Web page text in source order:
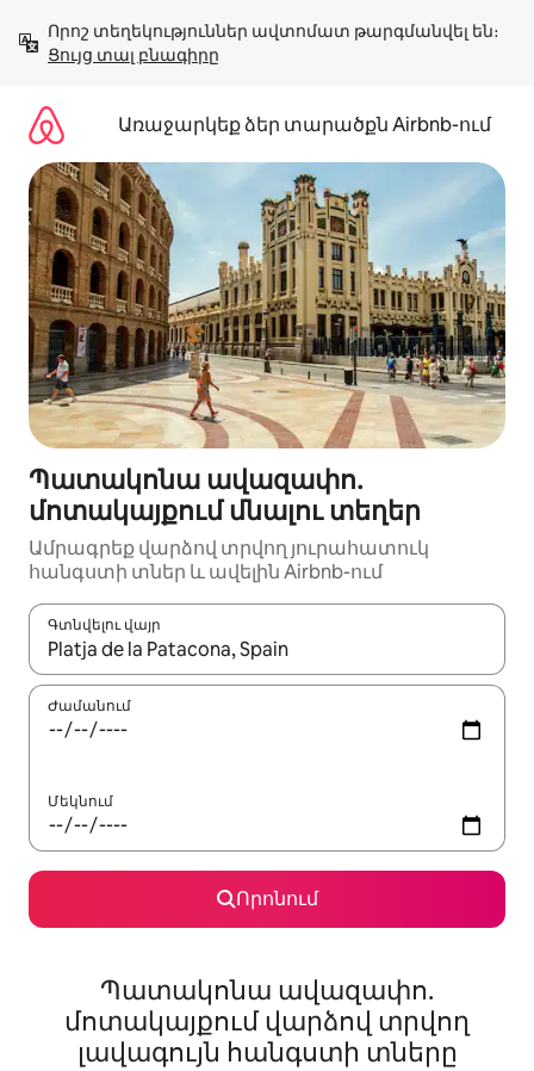
բովանդակությանը
Ցույց տալ բնագիրը
Առաջարկեք ձեր տարածքն Airbnb-ում
Պատակոնա ավազափո․
մոտակայքում մնալու տեղեր
Ամրագրեք վարձով տրվող յուրահատուկ
հանգստի տներ և ավելին Airbnb-ում
Գտնվելու վայր
Երբ արդյունքները հասանելի լինեն, սլաքների
Ժամանում
Մեկնում
Որոնում
Պատակոնա ավազափո.
մոտակայքում վարձով տրվող
լավագույն հանգստի տները